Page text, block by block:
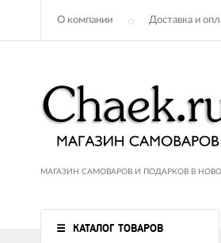
О компании Доставка и
МАГАЗИН САМОВАРОВ И ПОДАРКОВ В
КАТАЛОГ ТОВАРОВ